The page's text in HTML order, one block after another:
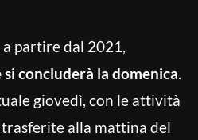
partire dal 2021,
concluderà la domenica.
giovedì, con le attività
alla mattina del